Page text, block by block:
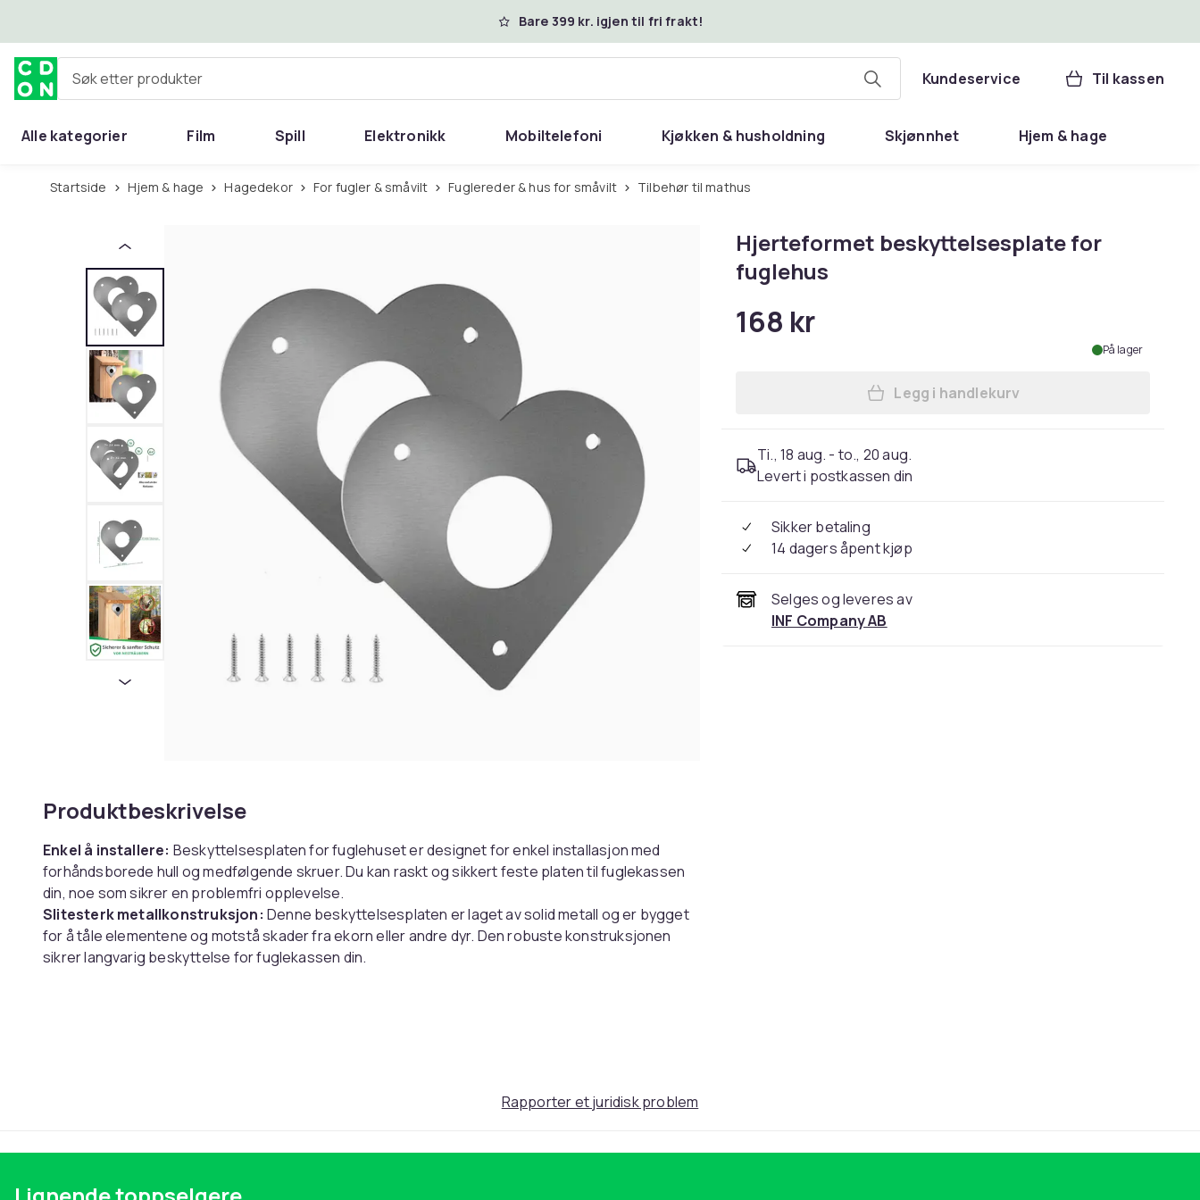
Bare 399 kr. igjen til fri frakt!
Søk etter produkter Kundeservice Til kassen
Alle kategorier Film Spill Elektronikk Mobiltelefoni Kjøkken & husholdning Skjønnhet Hjem & hage
Startside Hjem & hage Hagedekor For fugler & småvilt Fuglereder & hus for småvilt Tilbehør til mathus
Produktbeskrivelse
Enkel å installere: Beskyttelsesplaten for fuglehuset er designet for enkel installasjon med
forhåndsborede hull og medfølgende skruer. Du kan raskt og sikkert feste platen til fuglekassen
din, noe som sikrer en problemfri opplevelse.
Slitesterk metallkonstruksjon: Denne beskyttelsesplaten er laget av solid metall og er bygget
for å tåle elementene og motstå skader fra ekorn eller andre dyr. Den robuste konstruksjonen
sikrer langvarig beskyttelse for fuglekassen din.
Størrelse: Lengde: 8 cm Bredde: 7,5 cm Høyde: 1 cm
Pakken inkluderer:
Hjerteformet beskyttelsesplate for
fuglehus
168 kr
På lager
Legg Hjerteformet
Legg i handlekurv
Ti., 18 aug. - to., 20 aug.
Levert i postkassen din
Sikker betaling
14 dagers åpent kjøp
Selges og leveres av
INF Company AB
Rapporter et juridisk problem